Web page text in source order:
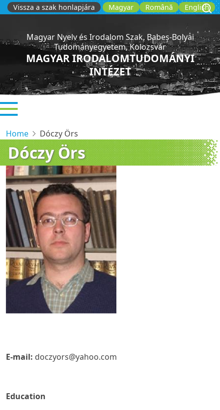
Skip
to
content
Magyar Română English
Vissza a szak honlapjára
Magyar Nyelv és Irodalom Szak, Babeș-Bolyai
Tudományegyetem, Kolozsvár
MAGYAR IRODALOMTUDOMÁNYI
INTÉZET
Home Dóczy Örs
Dóczy Örs
E-mail: doczyors@yahoo.com
Education